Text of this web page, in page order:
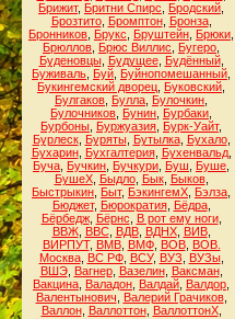
Брижит, Бритни Спирс Бродский
Брозтито, Бромптон, Бронза,
Бронников Брукс Бруштейн Брюки
Брюллов Брюс Виллис Бугеро
Буденовцы, Будущее, Будённый,
Буживаль Буй Буйнопомешанный
Букингемский дворец Буковский
Булгаков Булла Булочкин
Булочников Бунин Бурбаки
Бурбоны Буржуазия Бурк-Уайт,
Бурлеск, Буряты, Бутылка, Бухало,
Бухарин, Бухгалтерия, Бухенвальд,
Буча Бучкин Бучкури Буш Буше
БушеХ, Быдло, Бык, Быков,
Быстрыкин Быт, БэкингемХ Бэлза
Бюджет, Бюрократия, Бёдра,
Бёрбедж, Бёрнс В рот ему ноги,
ВВЖ, ВВС, ВДВ, ВДНХ, ВИВ,
ВИРПУТ, ВМВ, ВМФ, ВОВ, ВОВ.
Москва, ВС РФ, ВСУ, ВУЗ ВУЗы,
ВШЭ, Вагнер, Вазелин, Ваксман,
Вакцина Валадон Валдай Валдор
Валентынович
Валерий Грачиков,
Валлон, Валлоттон, ВаллоттонХ,